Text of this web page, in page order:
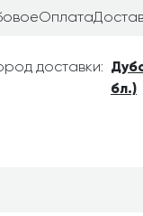
Оплата
доставки:
бл.)